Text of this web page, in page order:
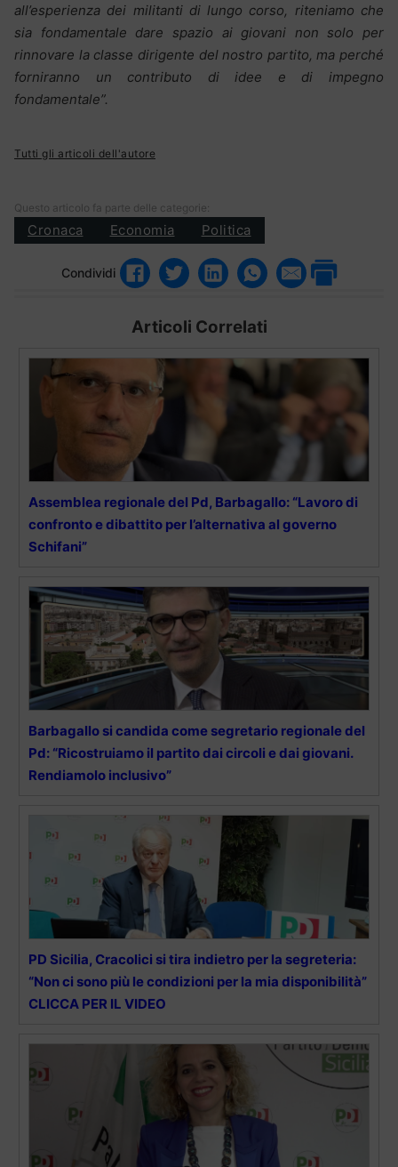
all’esperienza dei militanti di lungo corso, riteniamo che
sia fondamentale dare spazio ai giovani non solo per
rinnovare la classe dirigente del nostro partito, ma perché
forniranno un contributo di idee e di impegno
fondamentale”.
Tutti gli articoli dell'autore
Questo articolo fa parte delle categorie:
Cronaca Economia Politica
Condividi
Articoli Correlati
Assemblea regionale del Pd, Barbagallo: “Lavoro di
confronto e dibattito per l’alternativa al governo
Schifani”
Barbagallo si candida come segretario regionale del
Pd: “Ricostruiamo il partito dai circoli e dai giovani.
Rendiamolo inclusivo”
PD Sicilia, Cracolici si tira indietro per la segreteria:
“Non ci sono più le condizioni per la mia disponibilità”
CLICCA PER IL VIDEO